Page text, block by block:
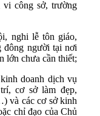
vi công sở, trường
nghi lễ tôn giáo,
đông người tại nơi
lớn chưa cần thiết;
doanh dịch vụ
cơ sở làm đẹp,
và các cơ sở kinh
chỉ đạo của Chủ